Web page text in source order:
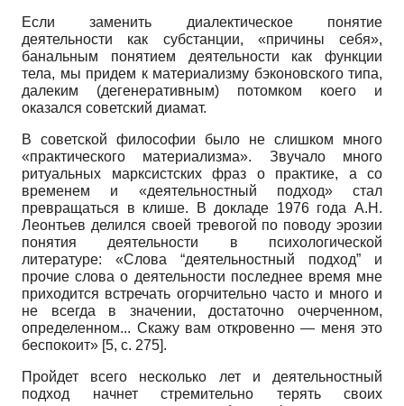
Если заменить диалектическое понятие
деятельности как субстанции, «причины себя»,
банальным понятием деятельности как функции
тела, мы придем к материализму бэконовского типа,
далеким (дегенеративным) потомком коего и
оказался советский диамат.
В советской философии было не слишком много
«практического материализма». Звучало много
ритуальных марксистских фраз о практике, а со
временем и «деятельностный подход» стал
превращаться в клише. В докладе 1976 года А.Н.
Леонтьев делился своей тревогой по поводу эрозии
понятия деятельности в психологической
литературе: «Слова “деятельностный подход” и
прочие слова о деятельности последнее время мне
приходится встречать огорчительно часто и много и
не всегда в значении, достаточно очерченном,
определенном... Скажу вам откровенно — меня это
беспокоит» [5, с. 275].
Пройдет всего несколько лет и деятельностный
подход начнет стремительно терять своих